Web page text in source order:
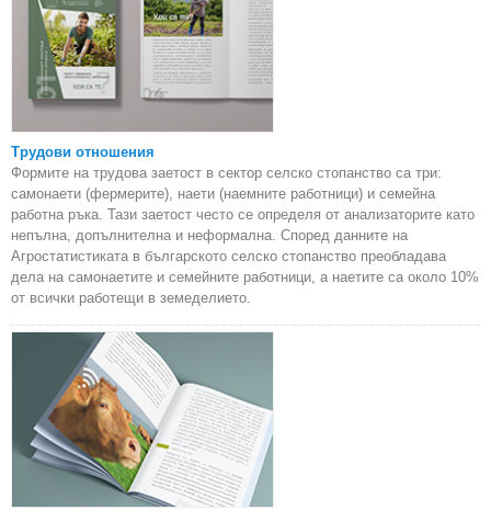
Трудови отношения
Формите на трудова заетост в сектор селско стопанство са три:
самонаети (фермерите), наети (наемните работници) и семейна
работна ръка. Тази заетост често се определя от анализаторите като
непълна, допълнителна и неформална. Според данните на
Агростатистиката в българското селско стопанство преобладава
дела на самонаетите и семейните работници, а наетите са около 10%
от всички работещи в земеделието.